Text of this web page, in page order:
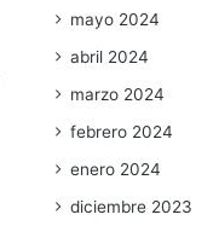
mayo 2024
abril 2024
marzo 2024
febrero 2024
enero 2024
diciembre 2023